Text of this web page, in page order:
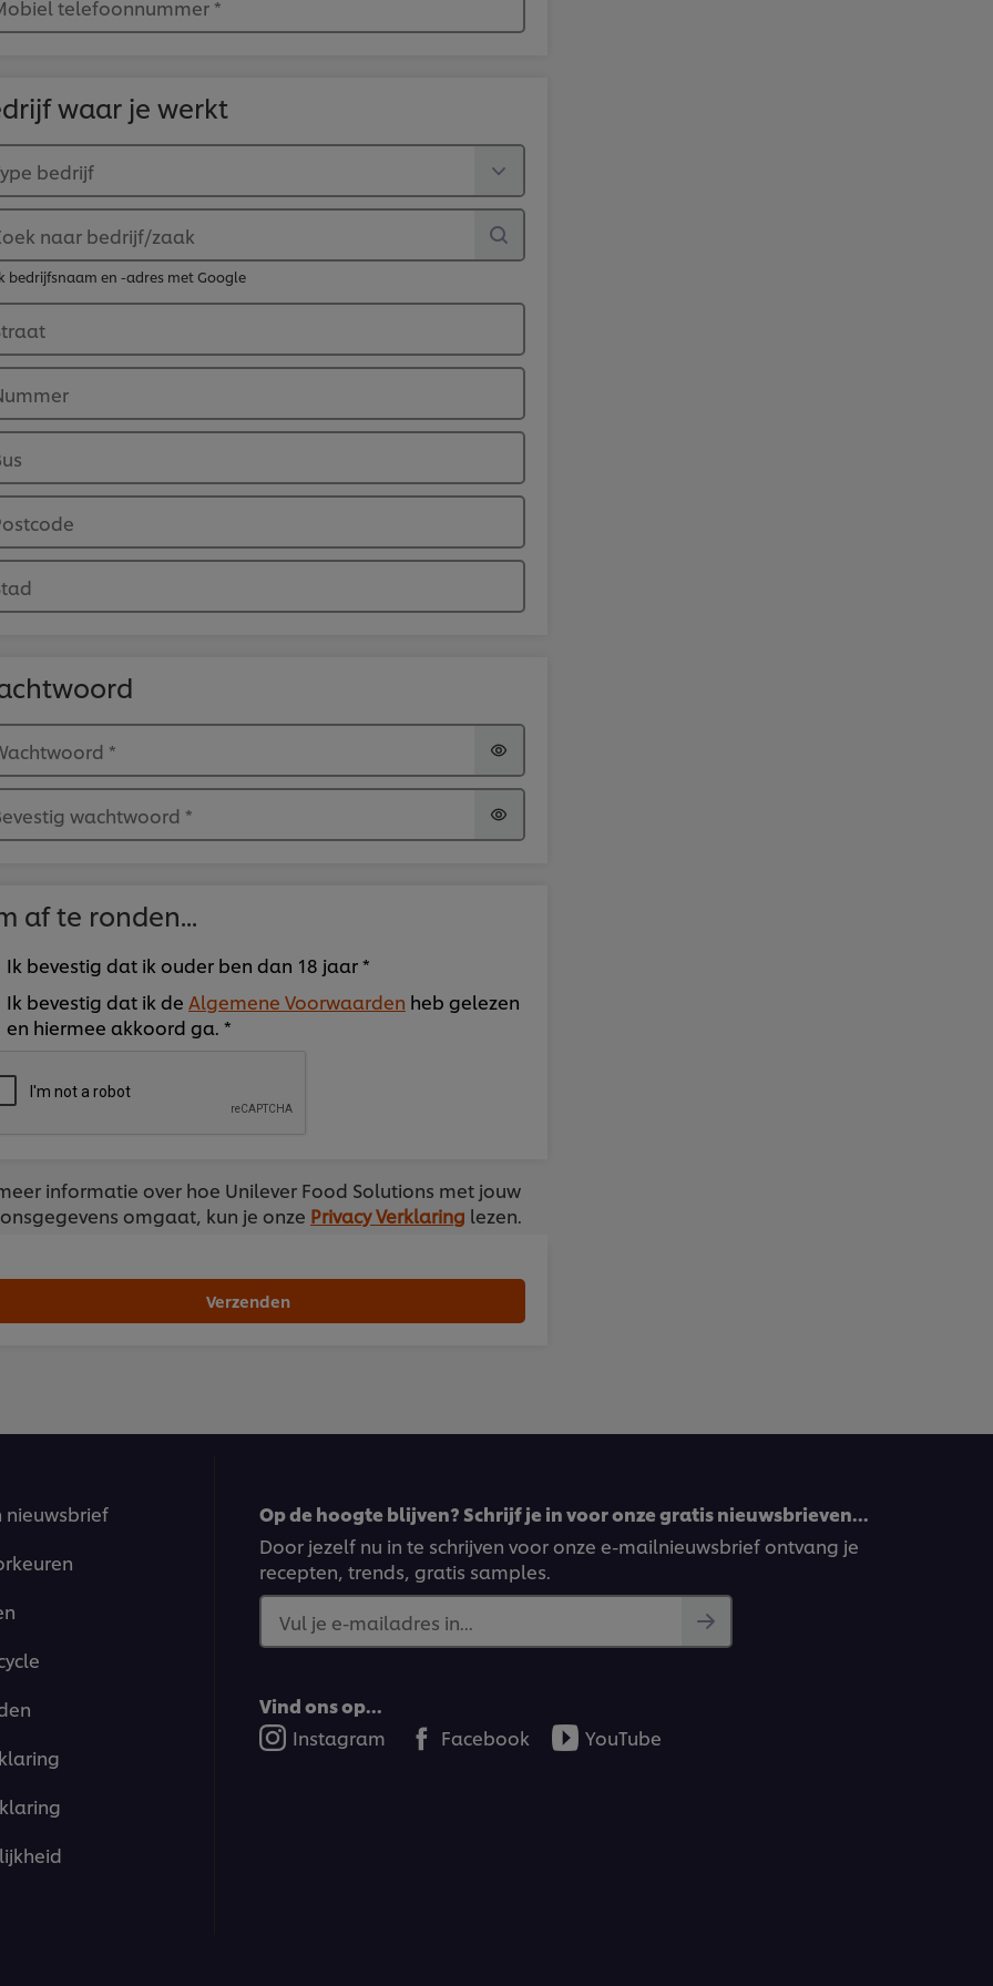
telefoonnummer *
waar je werkt
bedrijf
naar bedrijf/zaak
bedrijfsnaam en -adres met Google
*
wachtwoord *
af te ronden...
Ik bevestig dat ik ouder ben dan 18 jaar *
Ik bevestig dat ik de Algemene Voorwaarden heb gelezen
en hiermee akkoord ga. *
informatie over hoe Unilever Food Solutions met jouw
omgaat, kun je onze Privacy Verklaring lezen.
Verzenden
nieuwsbrief
Op de hoogte blijven? Schrijf je in voor onze gratis nieuwsbrieven…
Door jezelf nu in te schrijven voor onze e-mailnieuwsbrief ontvang je
recepten, trends, gratis samples.
Vul je e-mailadres in...
Vind ons op...
Instagram
Facebook YouTube